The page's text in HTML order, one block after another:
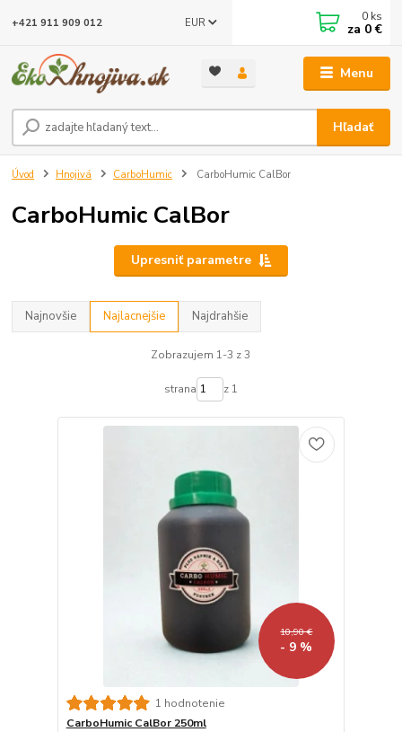
Menu
EUR
Hľadať
+421 911 909 012 0 ks
za 0 €
Úvod Hnojivá CarboHumic CarboHumic CalBor
CarboHumic CalBor
Upresniť parametre
Najnovšie Najlacnejšie Najdrahšie
Zobrazujem 1-3 z 3
strana z 1
10,90 €
- 9 %
1 hodnotenie
CarboHumic CalBor 250ml